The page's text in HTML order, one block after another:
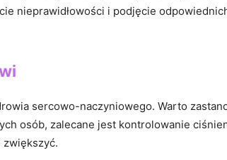
nieprawidłowości i podjęcie
sercowo-naczyniowego. ‍Warto
osób, ‍zalecane jest kontrolowanie